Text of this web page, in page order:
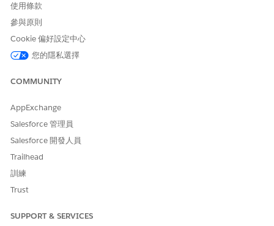
子工作人員:經銷商搜尋車輛服務
汽車公司的銷售或服務代表可以使用「經銷商搜尋車輛服務」子
代理程式來代表客戶搜尋以位置為基礎的經銷商、摘要經銷商、
汽車公司的銷售或服務代表可以使用「經銷商搜尋車輛服務」子
抓取機會,並排程試駕。
使用條款
參與原則
Cookie 偏好設定中心
您的隱私選擇
COMMUNITY
AppExchange
Salesforce 管理員
Salesforce 開發人員
Trailhead
訓練
Trust
SUPPORT & SERVICES